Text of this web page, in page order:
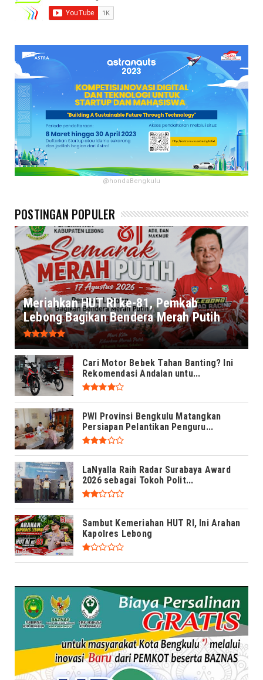
@hondaBengkulu
POSTINGAN POPULER
Meriahkan HUT RI ke-81, Pemkab
Lebong Bagikan Bendera Merah Putih
Cari Motor Bebek Tahan Banting? Ini
Rekomendasi Andalan untu...
PWI Provinsi Bengkulu Matangkan
Persiapan Pelantikan Penguru...
LaNyalla Raih Radar Surabaya Award
2026 sebagai Tokoh Polit...
Sambut Kemeriahan HUT RI, Ini Arahan
Kapolres Lebong